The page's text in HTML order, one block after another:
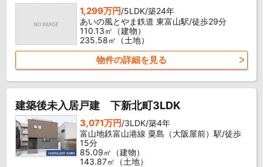
1,299万円/5LDK/築24年
あいの風とやま鉄道 東富山駅/徒歩29分
110.13㎡（建物）
235.58㎡（土地）
物件の詳細を見る
建築後未入居戸建 下新北町3LDK
3,071万円/3LDK/築4年
富山地鉄富山港線 粟島（大阪屋前）駅/徒歩
15分
85.09㎡（建物）
143.87㎡（土地）